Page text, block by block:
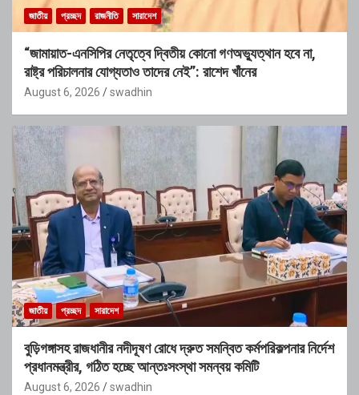
জাতীয় প্রচ্ছদ রাজনীতি সারাদেশ
“জামায়াত-এনসিপির নেতৃত্বে দ্বিতীয় কোনো গণঅভ্যুত্থান হবে না,
রাষ্ট্র পরিচালনার যোগ্যতাও তাদের নেই”: রাশেদ খাঁনের
August 6, 2026 swadhin
জাতীয় প্রচ্ছদ সারাদেশ
বুড়িগঙ্গাসহ রাজধানীর নদীদূষণ রোধে দ্রুত সমন্বিত কর্মপরিকল্পনার নির্দেশ
প্রধানমন্ত্রীর, গঠিত হচ্ছে আন্তঃসংস্থা সমন্বয় কমিটি
August 6, 2026 swadhin